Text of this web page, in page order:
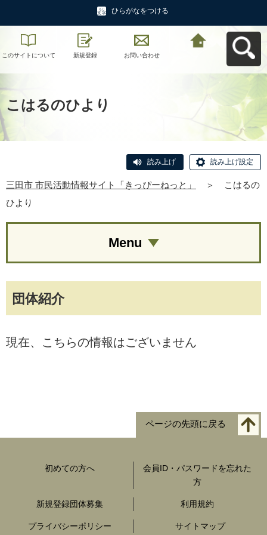
ひらがなをつける
このサイトについて 新規登録 お問い合わせ
こはるのひより
読み上げ 読み上げ設定
三田市 市民活動情報サイト「きっぴーねっと」 ＞
こはるの
ひより
団体紹介
現在、こちらの情報はございません
Menu
ページの先頭に戻る
初めての方へ
会員ID・パスワードを忘れた
方
新規登録団体募集 利用規約
プライバシーポリシー サイトマップ